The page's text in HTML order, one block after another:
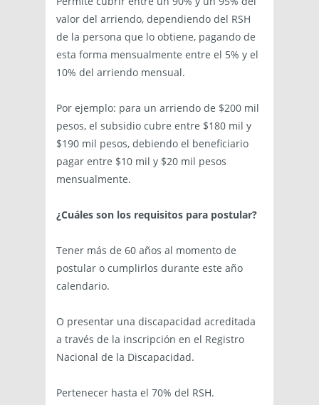
valor del arriendo, dependiendo del RSH
de la persona que lo obtiene, pagando de
esta forma mensualmente entre el 5% y el
10% del arriendo mensual.
Por ejemplo: para un arriendo de $200 mil
pesos, el subsidio cubre entre $180 mil y
$190 mil pesos, debiendo el beneficiario
pagar entre $10 mil y $20 mil pesos
mensualmente.
¿Cuáles son los requisitos para postular?
Tener más de 60 años al momento de
postular o cumplirlos durante este año
calendario.
O presentar una discapacidad acreditada
a través de la inscripción en el Registro
Nacional de la Discapacidad.
Pertenecer hasta el 70% del RSH.